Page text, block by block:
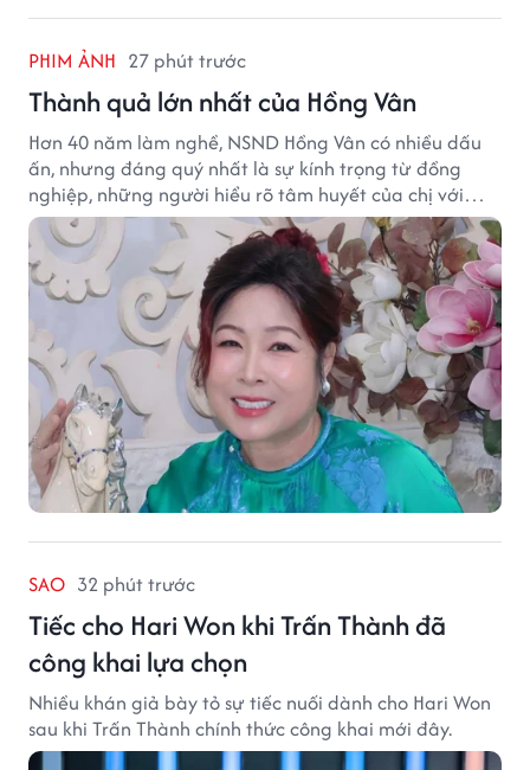
PHIM ẢNH 27 phút trước
Thành quả lớn nhất của Hồng Vân
Hơn 40 năm làm nghề, NSND Hồng Vân có nhiều dấu
ấn, nhưng đáng quý nhất là sự kính trọng từ đồng
nghiệp, những người hiểu rõ tâm huyết của chị với
nghệ thuật.
SAO 32 phút trước
Tiếc cho Hari Won khi Trấn Thành đã
công khai lựa chọn
Nhiều khán giả bày tỏ sự tiếc nuối dành cho Hari Won
sau khi Trấn Thành chính thức công khai mới đây.